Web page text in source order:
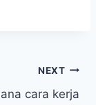
NEXT
cara kerja